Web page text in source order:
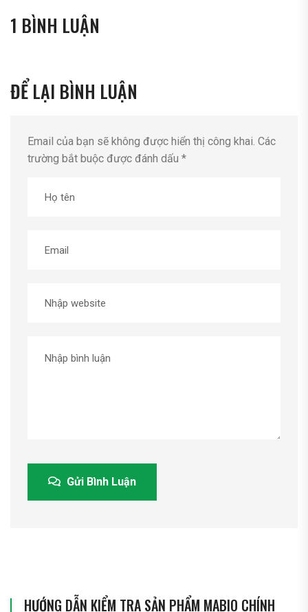
1 BÌNH LUẬN
ĐỂ LẠI BÌNH LUẬN
Email của bạn sẽ không được hiển thị công khai. Các
trường bắt buộc được đánh dấu *
Gửi Bình Luận
HƯỚNG DẪN KIỂM TRA SẢN PHẨM MABIO CHÍNH